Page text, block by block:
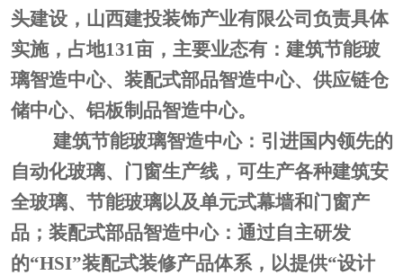
头建设，山西建投装饰产业有限公司负责具体
实施，占地131亩，主要业态有：建筑节能玻
璃智造中心、装配式部品智造中心、供应链仓
储中心、铝板制品智造中心。
建筑节能玻璃智造中心：引进国内领先的
自动化玻璃、门窗生产线，可生产各种建筑安
全玻璃、节能玻璃以及单元式幕墙和门窗产
品；装配式部品智造中心：通过自主研发
的“HSI”装配式装修产品体系，以提供“设计